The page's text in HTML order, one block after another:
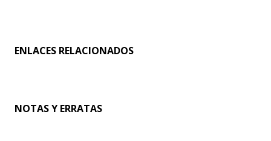
ENLACES RELACIONADOS
NOTAS Y ERRATAS